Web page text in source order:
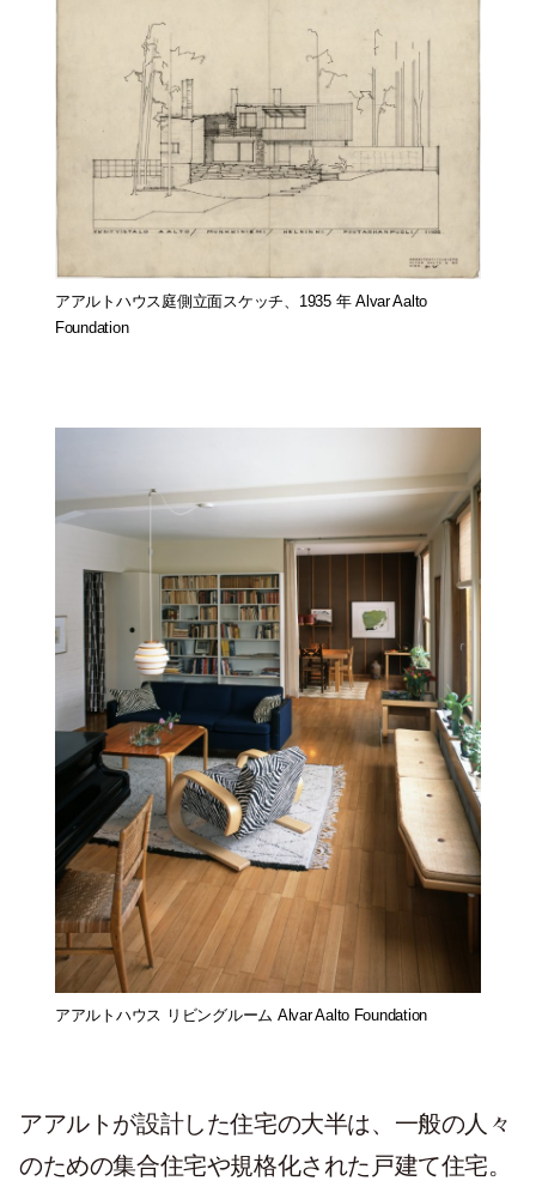
アアルトハウス庭側立面スケッチ、1935 年 Alvar Aalto
Foundation
アアルトハウス リビングルーム Alvar Aalto Foundation
アアルトが設計した住宅の大半は、一般の人々
のための集合住宅や規格化された戸建て住宅。